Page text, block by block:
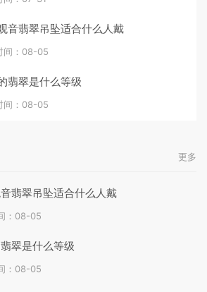
音翡翠吊坠适合什么人戴
间：08-05
翡翠是什么等级
间：08-05
更多
翡翠吊坠适合什么人戴
：08-05
翠是什么等级
：08-05